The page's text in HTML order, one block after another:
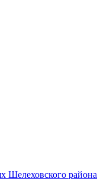
Шелеховского района